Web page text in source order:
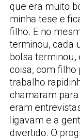
que era muito
minha tese e
filho. E no
terminou, cada
bolsa terminou,
coisa, com filho
trabalho
chamaram
eram
ligavam e a
divertido. O